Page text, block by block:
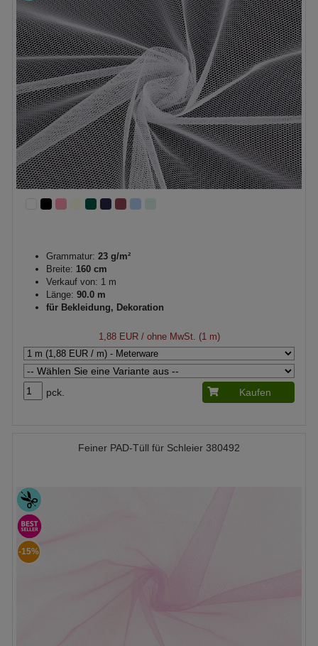
Grammatur: 23 g/m²
Breite: 160 cm
Verkauf von: 1 m
Länge: 90.0 m
für Bekleidung, Dekoration
1,88 EUR/ ohne MwSt. (1 m)
pck. Kaufen
Feiner PAD-Tüll für Schleier 380492
-15%